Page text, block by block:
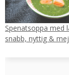
Spenatsoppa med
snabb, nyttig &